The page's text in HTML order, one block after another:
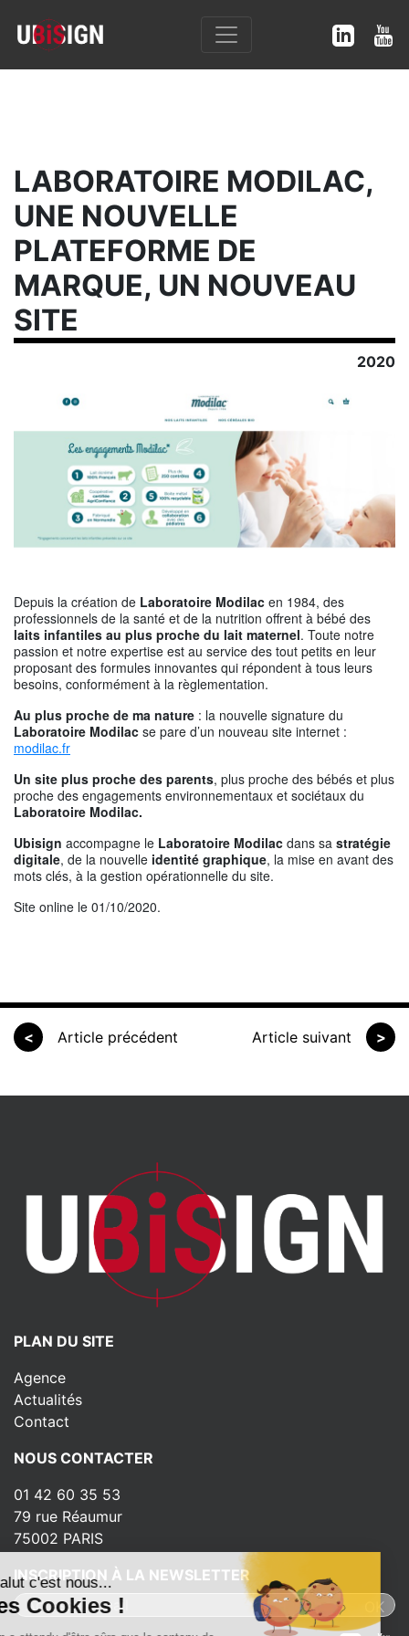
LABORATOIRE MODILAC,
UNE NOUVELLE
PLATEFORME DE
MARQUE, UN NOUVEAU
SITE
2020
Depuis la création de Laboratoire Modilac en 1984, des
professionnels de la santé et de la nutrition offrent à bébé des
laits infantiles au plus proche du lait maternel. Toute notre
passion et notre expertise est au service des tout petits en leur
proposant des formules innovantes qui répondent à tous leurs
besoins, conformément à la règlementation.
Au plus proche de ma nature : la nouvelle signature du
Laboratoire Modilac se pare d’un nouveau site internet :
modilac.fr
Un site plus proche des parents, plus proche des bébés et plus
proche des engagements environnementaux et sociétaux du
Laboratoire Modilac.
Ubisign accompagne le Laboratoire Modilac dans sa stratégie
digitale, de la nouvelle identité graphique, la mise en avant des
mots clés, à la gestion opérationnelle du site.
Site online le 01/10/2020.
< Article précédent Article suivant >
PLAN DU SITE
Agence
Actualités
Contact
NOUS CONTACTER
01 42 60 35 53
79 rue Réaumur
75002 PARIS
INSCRIPTION À LA NEWSLETTER
Salut c'est nous...
les Cookies !